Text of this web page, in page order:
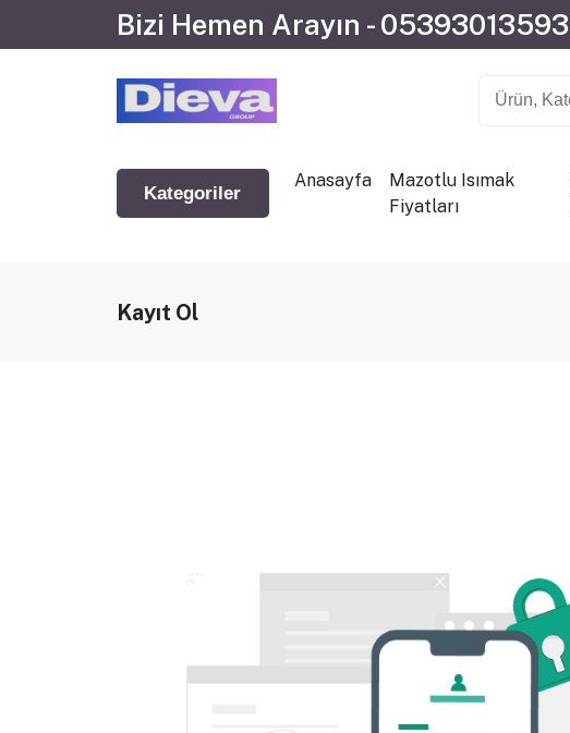
Bizi Hemen Arayın - 05393013593
Kategoriler
Anasayfa
Mazotlu Isımak
Fiyatları
Kayıt Ol